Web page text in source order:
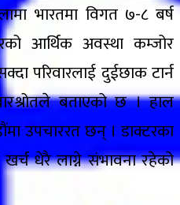
भारतमा विगत ७-८ बर्ष
आर्थिक अवस्था कम्जोर
परिवारलाई दुईछाक टार्न
बताएको छ । हाल
उपचाररत छन् । डाक्टरका
धेरै लाग्ने संभावना रहेको